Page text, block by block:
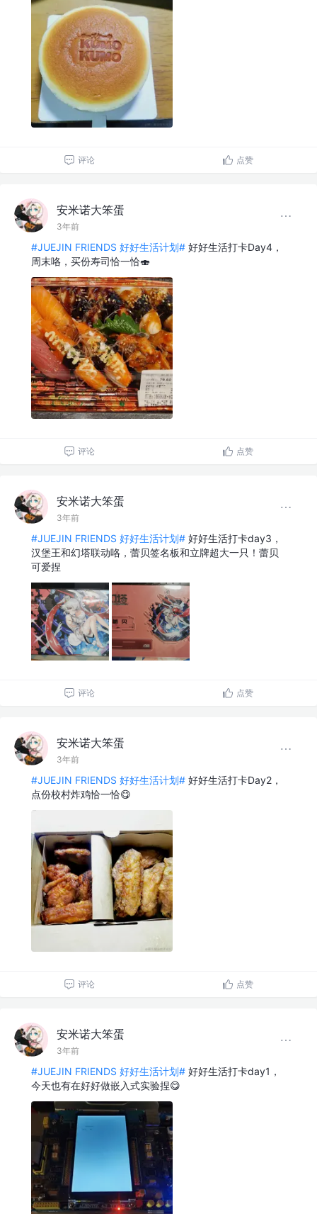
评论 点赞
安米诺大笨蛋
3年前
#JUEJIN FRIENDS 好好生活计划# 好好生活打卡Day4，
周末咯，买份寿司恰一恰🍣
评论 点赞
安米诺大笨蛋
3年前
#JUEJIN FRIENDS 好好生活计划# 好好生活打卡day3，
汉堡王和幻塔联动咯，蕾贝签名板和立牌超大一只！蕾贝
可爱捏
评论 点赞
安米诺大笨蛋
3年前
#JUEJIN FRIENDS 好好生活计划# 好好生活打卡Day2，
点份校村炸鸡恰一恰😋
评论 点赞
安米诺大笨蛋
3年前
#JUEJIN FRIENDS 好好生活计划# 好好生活打卡day1，
今天也有在好好做嵌入式实验捏😋